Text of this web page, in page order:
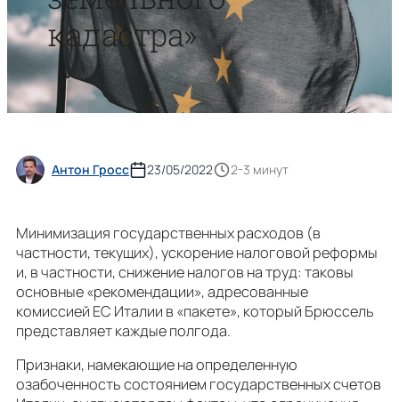
кадастра»
Антон Гросс 23/05/2022 2-3 минут
Минимизация государственных расходов (в
частности, текущих), ускорение налоговой реформы
и, в частности, снижение налогов на труд: таковы
основные «рекомендации», адресованные
комиссией ЕС Италии в «пакете», который Брюссель
представляет каждые полгода.
Признаки, намекающие на определенную
озабоченность состоянием государственных счетов